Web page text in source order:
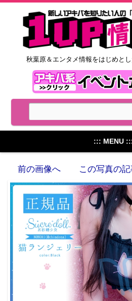
秋葉原＆エンタメ情報をはじめと
::: MENU
前の画像へ この写真の